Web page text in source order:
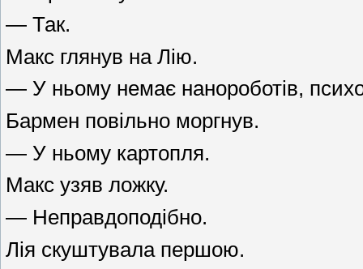
— Так.
Макс глянув на Лію.
— У ньому немає нанороботів,
Бармен повільно моргнув.
— У ньому картопля.
Макс узяв ложку.
— Неправдоподібно.
Лія скуштувала першою.